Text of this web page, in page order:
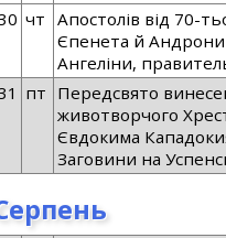
чт
Апостолів від 70-
Єпенета й
Ангеліни,
пт Передсвято
животворчого
Євдокима
Заговини на